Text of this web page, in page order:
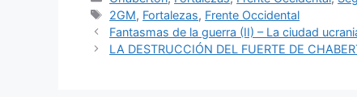
Etiquetas
2GM, Fortalezas, Frente Occidental
Fantasmas de la guerra (II) – La ciudad
LA DESTRUCCIÓN DEL FUERTE DE